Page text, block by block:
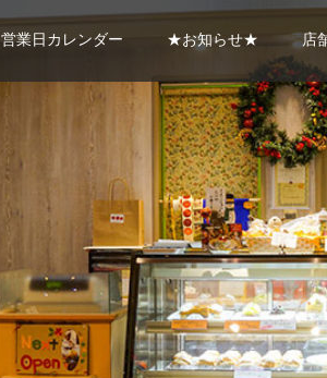
営業日カレンダー ★お知らせ★ 店